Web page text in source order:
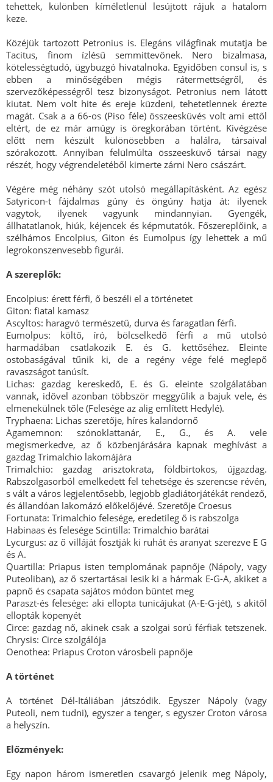
tehettek, különben kíméletlenül lesújtott rájuk a hatalom
keze.
Közéjük tartozott Petronius is. Elegáns világfinak mutatja be
Tacitus, finom ízlésű semmittevőnek. Nero bizalmasa,
kötelességtudó, ügybuzgó hivatalnoka. Egyidőben consul is, s
ebben a minőségében mégis rátermettségről, és
szervezőképességről tesz bizonyságot. Petronius nem látott
kiutat. Nem volt hite és ereje küzdeni, tehetetlennek érezte
magát. Csak a a 66-os (Piso féle) összeesküvés volt ami ettől
eltért, de ez már amúgy is öregkorában történt. Kivégzése
előtt nem készült különösebben a halálra, társaival
szórakozott. Annyiban felülmúlta összeesküvő társai nagy
részét, hogy végrendeletéből kimerte zárni Nero császárt.
Végére még néhány szót utolsó megállapításként. Az egész
Satyricon-t fájdalmas gúny és öngúny hatja át: ilyenek
vagytok, ilyenek vagyunk mindannyian. Gyengék,
állhatatlanok, hiúk, kéjencek és képmutatók. Főszereplőink, a
szélhámos Encolpius, Giton és Eumolpus így lehettek a mű
legrokonszenvesebb figurái.
A szereplők:
Encolpius: érett férfi, ő beszéli el a történetet
Giton: fiatal kamasz
Ascyltos: haragvó természetű, durva és faragatlan férfi.
Eumolpus: költő, író, bölcselkedő férfi a mű utolsó
harmadában csatlakozik E. és G. kettőséhez. Eleinte
ostobaságával tűnik ki, de a regény vége felé meglepő
ravaszságot tanúsít.
Lichas: gazdag kereskedő, E. és G. eleinte szolgálatában
vannak, idővel azonban többször meggyűlik a bajuk vele, és
elmenekülnek tőle (Felesége az alig említett Hedylé).
Tryphaena: Lichas szeretője, híres kalandornő
Agamemnon: szónoklattanár, E., G., és A. vele
megismerkedve, az ő közbenjárására kapnak meghívást a
gazdag Trimalchio lakomájára
Trimalchio: gazdag arisztokrata, földbirtokos, újgazdag.
Rabszolgasorból emelkedett fel tehetsége és szerencse révén,
s vált a város legjelentősebb, legjobb gladiátorjátékát rendező,
és állandóan lakomázó előkelőjévé. Szeretője Croesus
Fortunata: Trimalchio felesége, eredetileg ő is rabszolga
Habinaas és felesége Scintilla: Trimalchio barátai
Lycurgus: az ő villáját fosztják ki ruhát és aranyat szerezve E G
és A.
Quartilla: Priapus isten templomának papnője (Nápoly, vagy
Puteoliban), az ő szertartásai lesik ki a hármak E-G-A, akiket a
papnő és csapata sajátos módon büntet meg
Paraszt-és felesége: aki ellopta tunicájukat (A-E-G-jét), s akitől
ellopták köpenyét
Circe: gazdag nő, akinek csak a szolgai sorú férfiak tetszenek.
Chrysis: Circe szolgálója
Oenothea: Priapus Croton városbeli papnője
A történet
A történet Dél-Itáliában játszódik. Egyszer Nápoly (vagy
Puteoli, nem tudni), egyszer a tenger, s egyszer Croton városa
a helyszín.
Előzmények:
Egy napon három ismeretlen csavargó jelenik meg Nápoly,